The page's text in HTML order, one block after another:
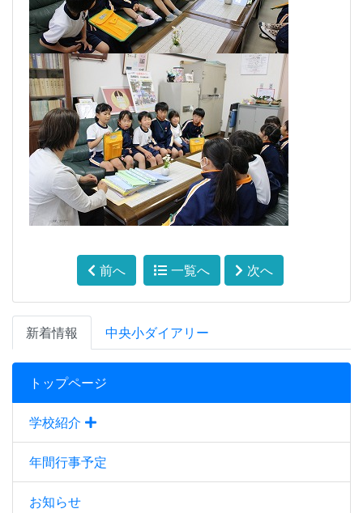
トップページ
学校紹介
年間行事予定
お知らせ
前へ 一覧へ 次へ
新着情報 中央小ダイアリー